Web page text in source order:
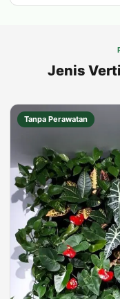
Jenis
Tanpa Perawatan